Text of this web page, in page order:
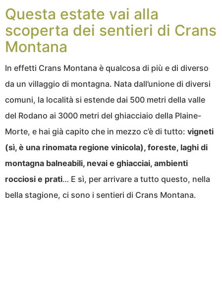
Questa estate vai alla
scoperta dei sentieri di Crans
Montana
In effetti Crans Montana è qualcosa di più e di diverso
da un villaggio di montagna. Nata dall’unione di diversi
comuni, la località si estende dai 500 metri della valle
del Rodano ai 3000 metri del ghiacciaio della Plaine-
Morte, e hai già capito che in mezzo c’è di tutto: vigneti
(sì, è una rinomata regione vinicola), foreste, laghi di
montagna balneabili, nevai e ghiacciai, ambienti
rocciosi e prati… E sì, per arrivare a tutto questo, nella
bella stagione, ci sono i sentieri di Crans Montana.